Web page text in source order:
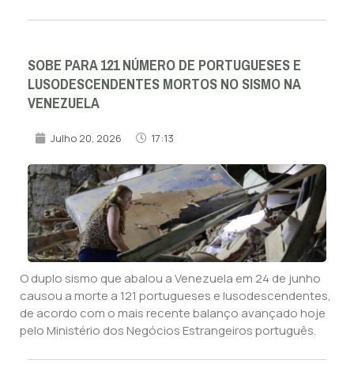
SOBE PARA 121 NÚMERO DE PORTUGUESES E
LUSODESCENDENTES MORTOS NO SISMO NA
VENEZUELA
Julho 20, 2026 17:13
O duplo sismo que abalou a Venezuela em 24 de junho
causou a morte a 121 portugueses e lusodescendentes,
de acordo com o mais recente balanço avançado hoje
pelo Ministério dos Negócios Estrangeiros português.